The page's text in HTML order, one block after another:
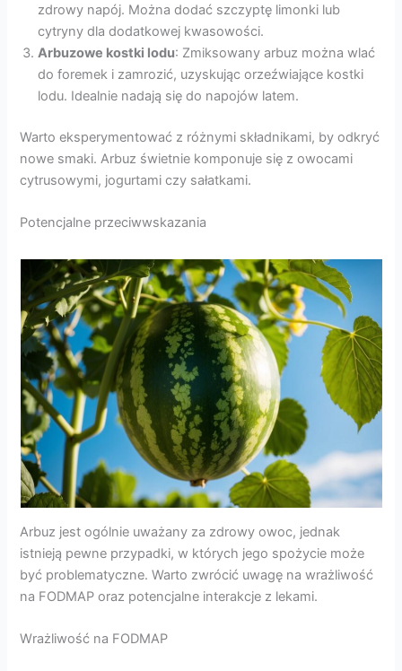
zdrowy napój. Można dodać szczyptę limonki lub
cytryny dla dodatkowej kwasowości.
Arbuzowe kostki lodu: Zmiksowany arbuz można wlać
do foremek i zamrozić, uzyskując orzeźwiające kostki
lodu. Idealnie nadają się do napojów latem.
Warto eksperymentować z różnymi składnikami, by odkryć
nowe smaki. Arbuz świetnie komponuje się z owocami
cytrusowymi, jogurtami czy sałatkami.
Potencjalne przeciwwskazania
Arbuz jest ogólnie uważany za zdrowy owoc, jednak
istnieją pewne przypadki, w których jego spożycie może
być problematyczne. Warto zwrócić uwagę na wrażliwość
na FODMAP oraz potencjalne interakcje z lekami.
Wrażliwość na FODMAP